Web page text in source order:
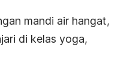
mandi air hangat,
di kelas yoga,